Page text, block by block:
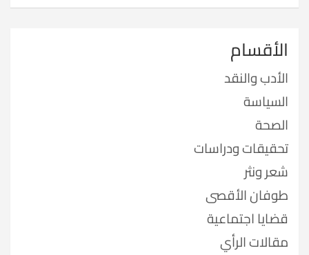
الأقسام
الأدب والنقد
السياسة
الصحة
تحقيقات ودراسات
شعر ونثر
طوفان الأقصى
قضايا اجتماعية
مقالات الرأي